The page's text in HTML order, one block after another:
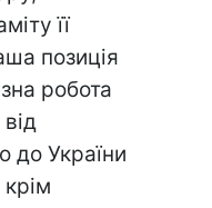
її
позиція
робота
до України